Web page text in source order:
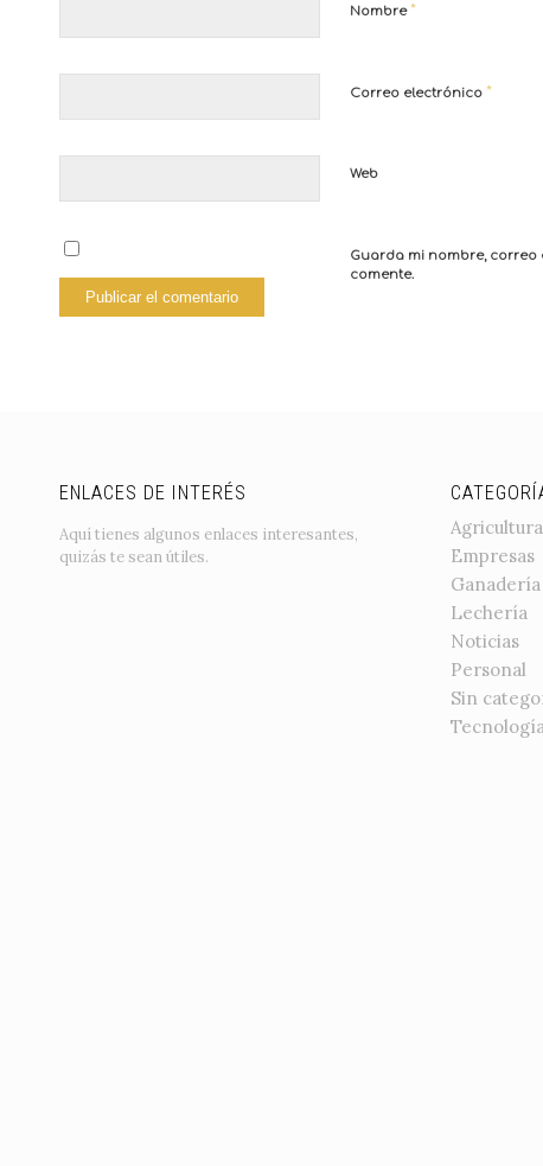
Nombre*
Correo electrónico *
Web
Guarda mi nombre, correo
comente.
ENLACES DE INTERÉS
Aquí tienes algunos enlaces interesantes,
quizás te sean útiles.
Agricultura
Empresas
Ganadería
Lechería
Noticias
Personal
Sin
Tecnología